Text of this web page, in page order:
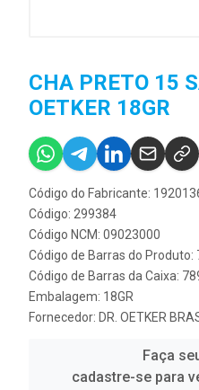
CHA PRETO 15
OETKER 18GR
Código do Fabricante:
Código: 299384
Código NCM: 09023000
Código de Barras do
Código de Barras da Caixa:
Embalagem: 18GR
Fornecedor: DR. OETKER
Faça
cadastre-se para